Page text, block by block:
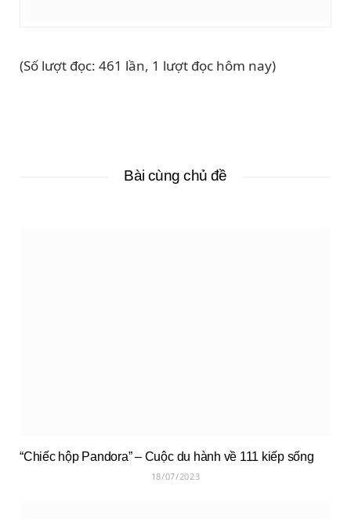
(Số lượt đọc: 461 lần, 1 lượt đọc hôm nay)
Bài cùng chủ đề
“Chiếc hộp Pandora” – Cuộc du hành về 111 kiếp sống
18/07/2023